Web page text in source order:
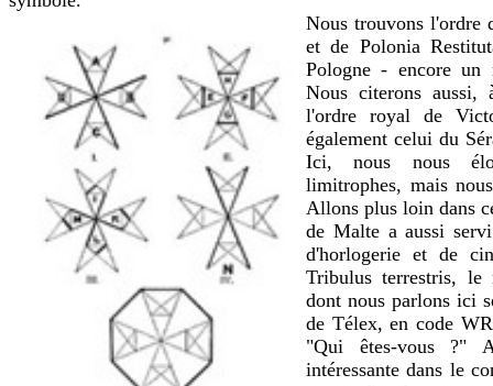
Nous trouvons
et de Polonia
Pologne - encore un
Nous citerons
l'ordre royal de
également celui du
Ici, nous nous
limitrophes, mais
Allons plus loin dans
de Malte a aussi
d'horlogerie et de
Tribulus terrestris,
dont nous parlons ici
de Télex, en code
"Qui êtes-vous ?"
intéressante dans le